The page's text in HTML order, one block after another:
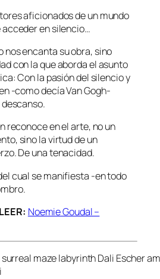
aficionados de un mundo
acceder en silencio…
nos encanta su obra, sino
con la que aborda el asunto
Con la pasión del silencio y
-como decía Van Gogh-
reconoce en el arte, no un
sino la virtud de un
De una tenacidad.
cual se manifiesta -en todo
Noemie Goudal –